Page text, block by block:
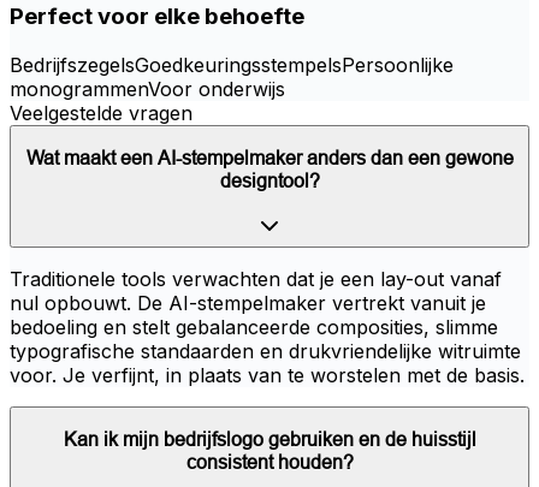
Perfect voor elke behoefte
BedrijfszegelsGoedkeuringsstempelsPersoonlijke
monogrammenVoor onderwijs
Veelgestelde vragen
Wat maakt een AI-stempelmaker anders dan een gewone
designtool?
Traditionele tools verwachten dat je een lay-out vanaf
nul opbouwt. De AI-stempelmaker vertrekt vanuit je
bedoeling en stelt gebalanceerde composities, slimme
typografische standaarden en drukvriendelijke witruimte
voor. Je verfijnt, in plaats van te worstelen met de basis.
Kan ik mijn bedrijfslogo gebruiken en de huisstijl
consistent houden?